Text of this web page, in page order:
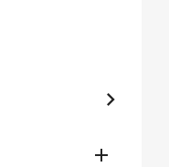

